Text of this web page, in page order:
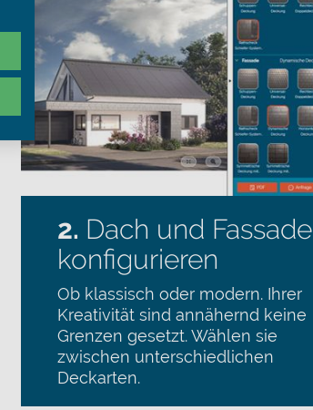
2. Dach und Fassade
konfigurieren
Ob klassisch oder modern. Ihrer
Kreativität sind annähernd keine
Grenzen gesetzt. Wählen sie
zwischen unterschiedlichen
Deckarten.